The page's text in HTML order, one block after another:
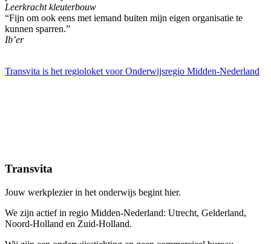
Leerkracht kleuterbouw
“Fijn om ook eens met iemand buiten mijn eigen organisatie te
kunnen sparren.”
Ib’er
Transvita is het regioloket voor Onderwijsregio Midden-Nederland
Transvita
Jouw werkplezier in het onderwijs begint hier.
We zijn actief in regio Midden-Nederland: Utrecht, Gelderland,
Noord-Holland en Zuid-Holland.